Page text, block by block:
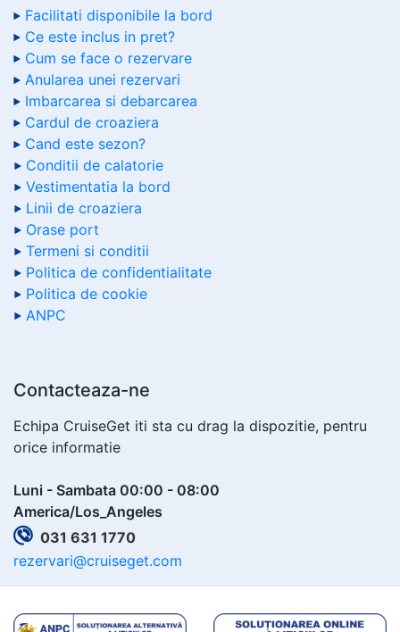
Facilitati disponibile la bord
Ce este inclus in pret?
Cum se face o rezervare
Anularea unei rezervari
Imbarcarea si debarcarea
Cardul de croaziera
Cand este sezon?
Conditii de calatorie
Vestimentatia la bord
Linii de croaziera
Orase port
Termeni si conditii
Politica de confidentialitate
Politica de cookie
ANPC
Contacteaza-ne
Echipa CruiseGet iti sta cu drag la dispozitie, pentru
orice informatie
Luni - Sambata 00:00 - 08:00
America/Los_Angeles
031 631 1770
rezervari@cruiseget.com